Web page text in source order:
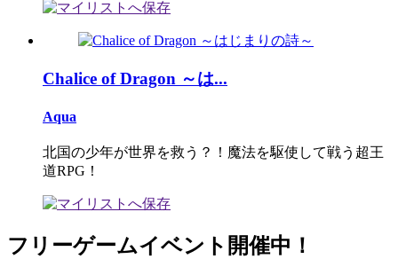
Chalice of Dragon ～は...
Aqua
北国の少年が世界を救う？！魔法を駆使して戦う超王
道RPG！
フリーゲームイベント開催中！